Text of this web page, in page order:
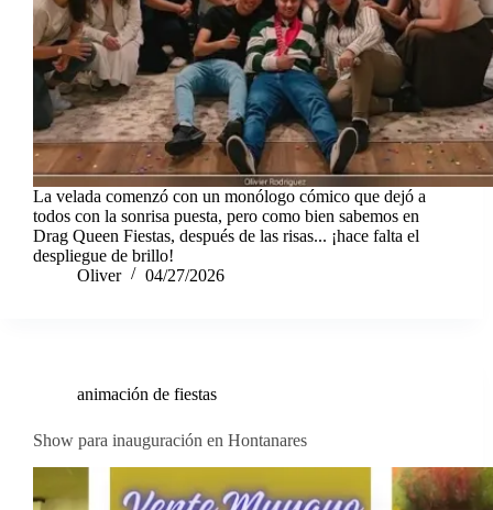
La velada comenzó con un monólogo cómico que dejó a
todos con la sonrisa puesta, pero como bien sabemos en
Drag Queen Fiestas, después de las risas... ¡hace falta el
despliegue de brillo!
Oliver
04/27/2026
animación de fiestas
Show para inauguración en Hontanares